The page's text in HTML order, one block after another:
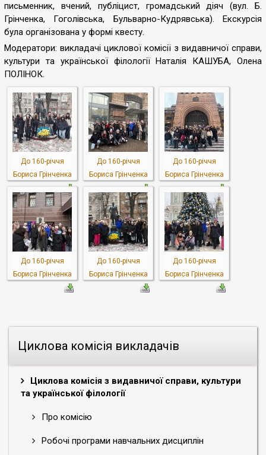
Циклова комісія викладачів
Циклова комісія з видавничої справи, культури
та української філології
Про комісію
Робочі програми навчальних дисциплін
письменник, вчений, публіцист, громадський діяч (вул. Б.
Грінченка, Гоголівська, Бульварно-Кудрявська). Екскурсія
була організована у формі квесту.
Модератори: викладачі циклової комісії з видавничої справи,
культури та української філології Наталія КАШУБА, Олена
ПОЛІНОК.
До 160-річчя
Бориса Грінченка
До 160-річчя
Бориса Грінченка
До 160-річчя
Бориса Грінченка
До 160-річчя
Бориса Грінченка
До 160-річчя
Бориса Грінченка
До 160-річчя
Бориса Грінченка